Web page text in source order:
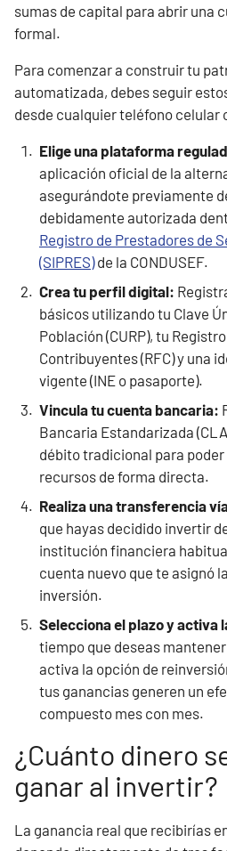
sumas de capital para abrir una
formal.
Para comenzar a construir tu
automatizada, debes seguir
desde cualquier teléfono celular
Elige una plataforma
aplicación oficial de la
asegurándote previamente
debidamente autorizada
Registro de Prestadores de
(SIPRES)de la CONDUSEF.
Crea tu perfil digital:
básicos utilizando tu Clave
Población (CURP), tu
Contribuyentes (RFC) y una
vigente (INE o pasaporte).
Vincula tu cuenta bancaria:
Bancaria Estandarizada
débito tradicional para
recursos de forma directa.
Realiza una transferencia
que hayas decidido invertir
institución financiera
cuenta nuevo que te asignó
inversión.
Selecciona el plazo y activa
tiempo que deseas
activa la opción de
tus ganancias generen un
compuesto mes con mes.
¿Cuánto dinero
ganar al invertir?
La ganancia real que recibirías